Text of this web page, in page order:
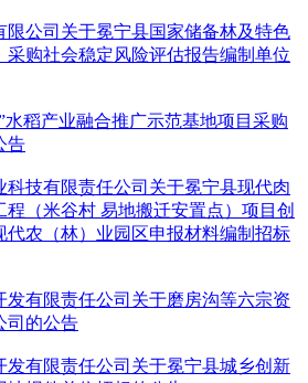
限公司关于冕宁县国家储备林及特色
采购社会稳定风险评估报告编制单位
水稻产业融合推广示范基地项目采购
告
科技有限责任公司关于冕宁县现代肉
（米谷村 易地搬迁安置点）项目创
代农（林）业园区申报材料编制招标
发有限责任公司关于磨房沟等六宗资
司的公告
发有限责任公司关于冕宁县城乡创新